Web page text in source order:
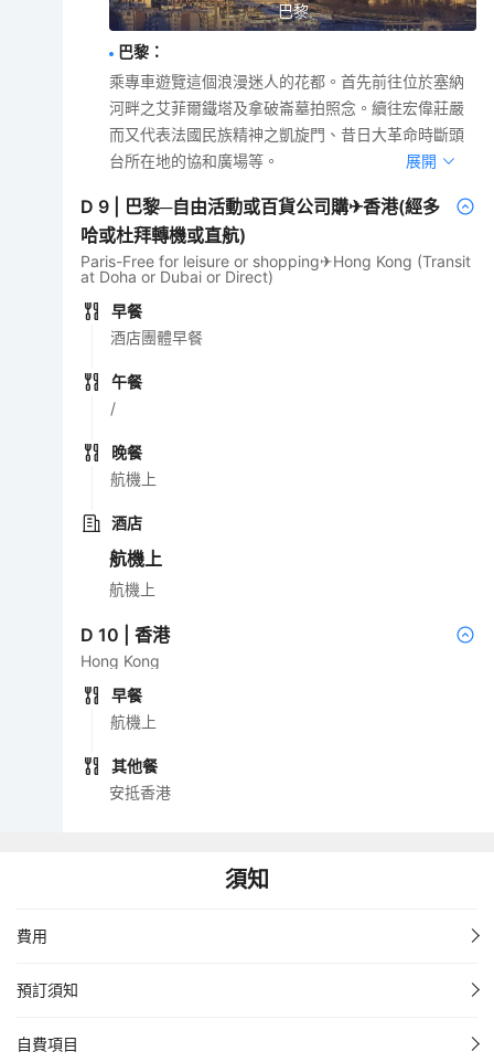
巴黎
巴黎 ：
乘專車遊覽這個浪漫迷人的花都。首先前往位於塞納
河畔之艾菲爾鐵塔及拿破崙墓拍照念。續往宏偉莊嚴
而又代表法國民族精神之凱旋門、昔日大革命時斷頭
台所在地的協和廣場等。
展開
D 9
巴黎─自由活動或百貨公司購✈香港(經多
哈或杜拜轉機或直航)
Paris-Free for leisure or shopping✈Hong Kong (Transit
at Doha or Dubai or Direct)
早餐
酒店團體早餐
午餐
/
晚餐
航機上
酒店
航機上
航機上
D10 |香港
Hong Kong
早餐
航機上
其他餐
安抵香港
須知
費用
預訂須知
自費項目